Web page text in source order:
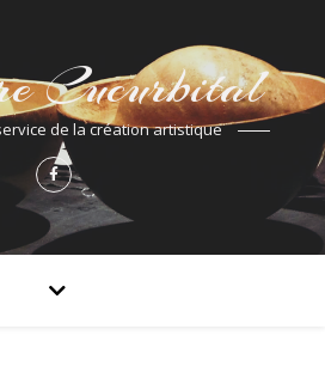
Cucurbital
de la création artistique